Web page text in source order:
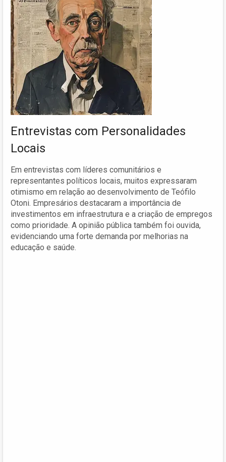
Entrevistas com Personalidades
Locais
Em entrevistas com líderes comunitários e
representantes políticos locais, muitos expressaram
otimismo em relação ao desenvolvimento de Teófilo
Otoni. Empresários destacaram a importância de
investimentos em infraestrutura e a criação de empregos
como prioridade. A opinião pública também foi ouvida,
evidenciando uma forte demanda por melhorias na
educação e saúde.